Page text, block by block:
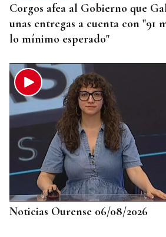
Corgos afea al Gobierno que
unas entregas a cuenta con "91
lo mínimo esperado"
Noticias Ourense 06/08/2026